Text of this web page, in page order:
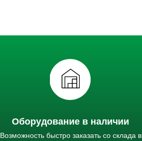
Оборудование в наличии
Возможность быстро заказать со склада в